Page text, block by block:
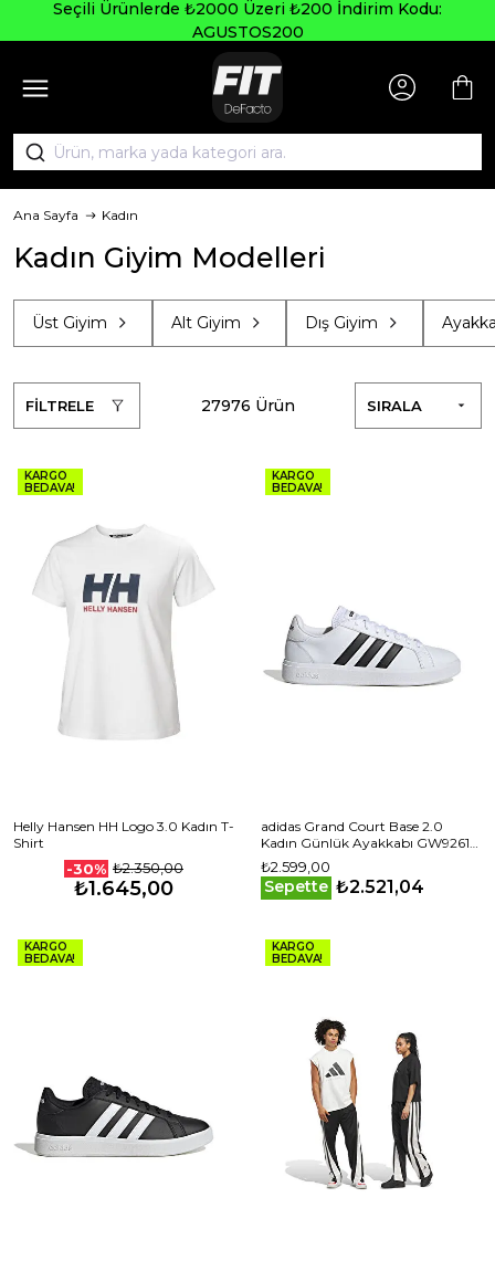
Seçili Ürünlerde ₺2000 Üzeri ₺200 İndirim Kodu:
AGUSTOS200
Ana Sayfa Kadın
Kadın Giyim Modelleri
Üst Giyim Alt Giyim Dış Giyim
FİLTRELE SIRALA
27976 Ürün
KARGO
BEDAVA!
Helly Hansen HH Logo 3.0 Kadın T-
Shirt
-30% ₺2.350,00
₺1.645,00
KARGO
BEDAVA!
adidas Grand Court Base 2.0
Kadın Günlük Ayakkabı GW9261
Beyaz
₺2.599,00
Sepette ₺2.521,04
KARGO
BEDAVA!
KARGO
BEDAVA!